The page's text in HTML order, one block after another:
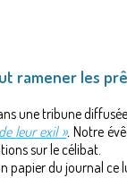
ramener les
une tribune
leur exil ».Notre
sur le célibat.
papier du journal ce